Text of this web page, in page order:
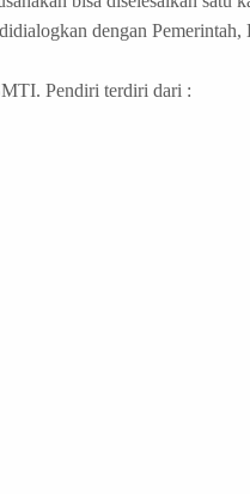
dengan
Pendiri terdiri dari :